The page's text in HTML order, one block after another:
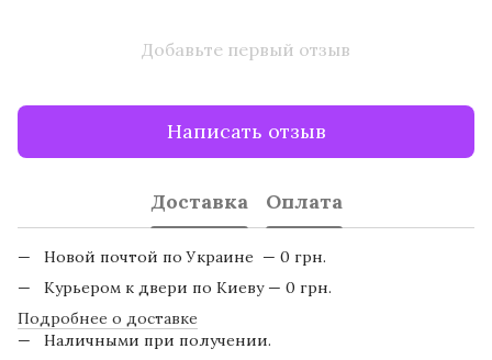
Добавьте первый отзыв
Написать отзыв
Доставка Оплата
Новой почтой по Украине — 0 грн.
Курьером к двери по Киеву — 0 грн.
Подробнее о доставке
Наличными при получении.